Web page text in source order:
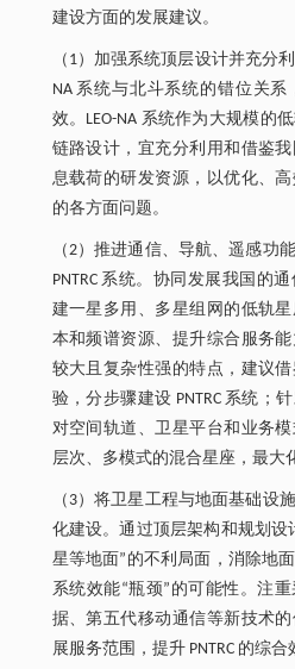
建设方面的发展建议。
（1）加强系统顶层设计并充分
NA 系统与北斗系统的错位关
效。LEO-NA 系统作为大规模的
链路设计，宜充分利用和借鉴
息载荷的研发资源，以优化、
的各方面问题。
（2）推进通信、导航、遥感功
PNTRC 系统。协同发展我国的
建一星多用、多星组网的低轨
本和频谱资源、提升综合服务
较大且复杂性强的特点，建议
验，分步骤建设 PNTRC 系统；
对空间轨道、卫星平台和业务
层次、多模式的混合星座，最大
（3）将卫星工程与地面基础设
化建设。通过顶层架构和规划设
星等地面”的不利局面，消除地
系统效能“瓶颈”的可能性。注
据、第五代移动通信等新技术
展服务范围，提升 PNTRC 的综合